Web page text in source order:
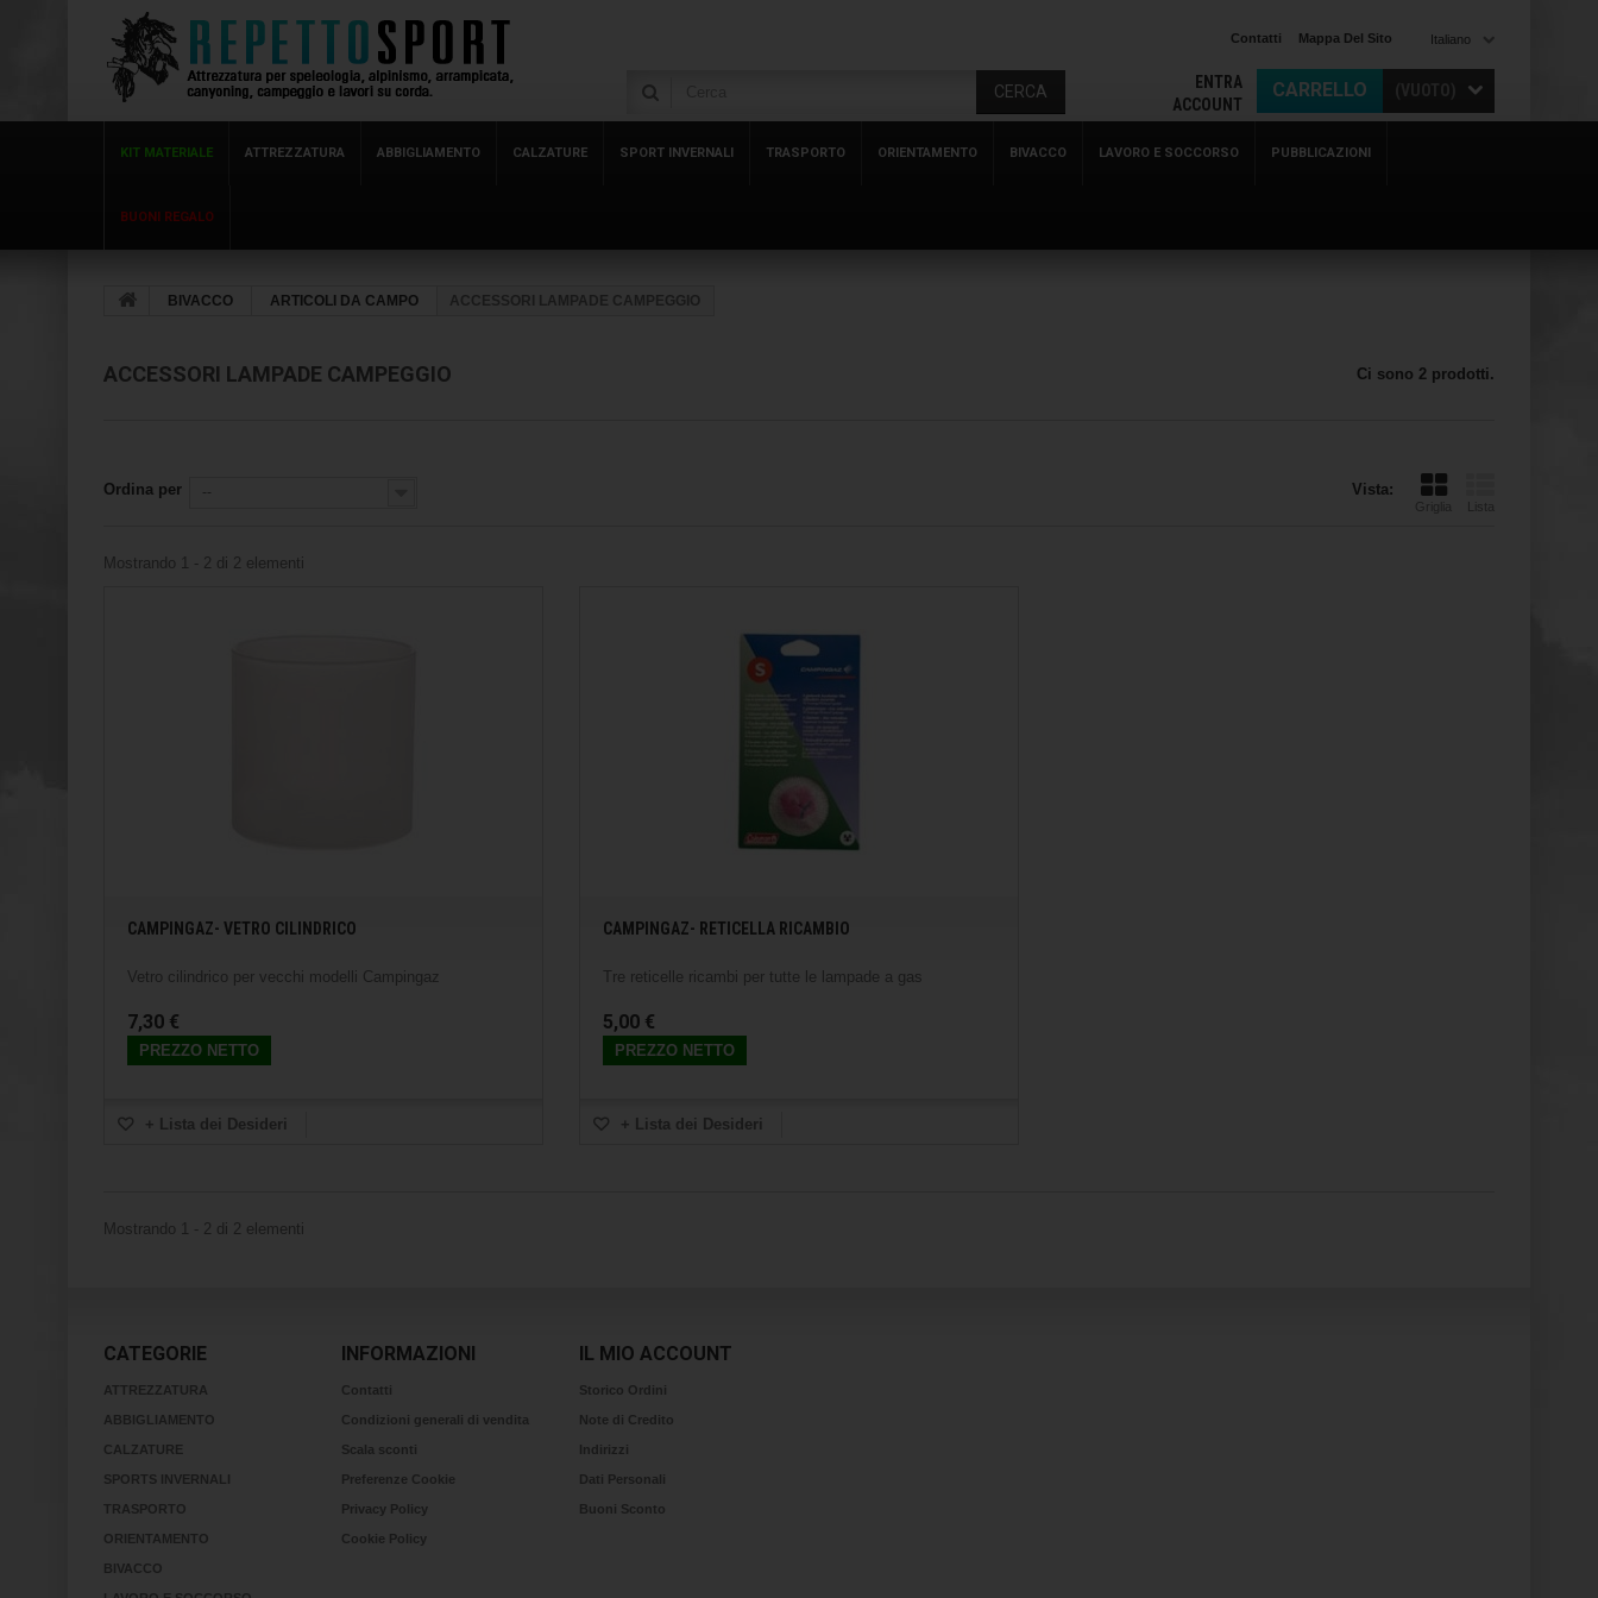
Italiano
Contatti Mappa Del Sito
CARRELLO
ENTRA
ACCOUNT
CERCA
KIT MATERIALE ATTREZZATURA ABBIGLIAMENTO CALZATURE SPORT INVERNALI TRASPORTO ORIENTAMENTO BIVACCO LAVORO E SOCCORSO PUBBLICAZIONI
BUONI REGALO
BIVACCO ARTICOLI DA CAMPO ACCESSORI LAMPADE CAMPEGGIO
ACCESSORI LAMPADE CAMPEGGIO Ci sono 2 prodotti.
Vista:
Griglia Lista
Ordina per --
Mostrando 1 - 2 di 2 elementi
CAMPINGAZ- VETRO CILINDRICO
Vetro cilindrico per vecchi modelli Campingaz
7,30 €
PREZZO NETTO
+ Lista dei Desideri
CAMPINGAZ- RETICELLA RICAMBIO
Tre reticelle ricambi per tutte le lampade a gas
5,00 €
PREZZO NETTO
+ Lista dei Desideri
Mostrando 1 - 2 di 2 elementi
CATEGORIE
ATTREZZATURA
ABBIGLIAMENTO
CALZATURE
SPORTS INVERNALI
TRASPORTO
ORIENTAMENTO
BIVACCO
INFORMAZIONI
Contatti
Condizioni generali di vendita
Scala sconti
Preferenze Cookie
Privacy Policy
Cookie Policy
IL MIO ACCOUNT
Storico Ordini
Note di Credito
Indirizzi
Dati Personali
Buoni Sconto